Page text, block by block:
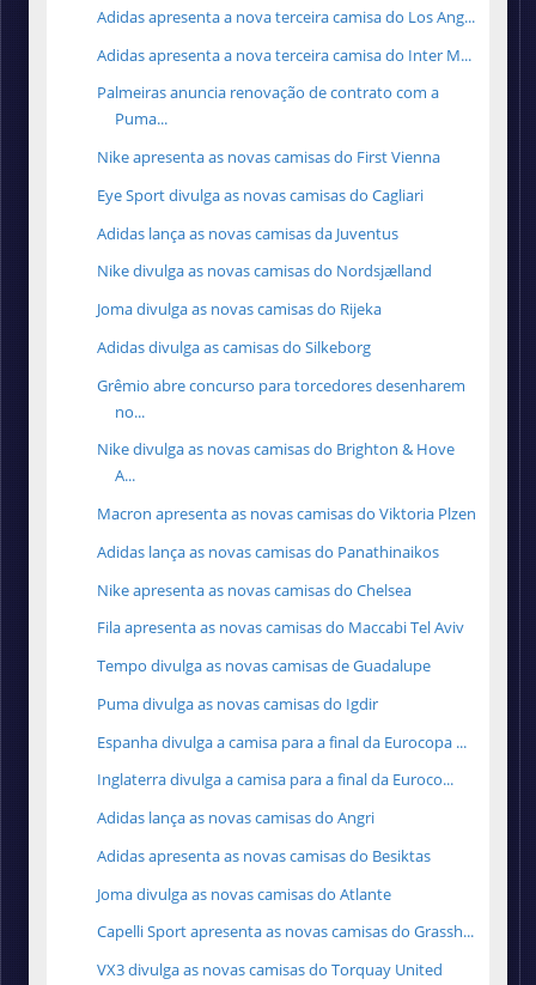
Adidas apresenta a nova terceira camisa do Los Ang...
Adidas apresenta a nova terceira camisa do Inter M...
Palmeiras anuncia renovação de contrato com a
Puma...
Nike apresenta as novas camisas do First Vienna
Eye Sport divulga as novas camisas do Cagliari
Adidas lança as novas camisas da Juventus
Nike divulga as novas camisas do Nordsjælland
Joma divulga as novas camisas do Rijeka
Adidas divulga as camisas do Silkeborg
Grêmio abre concurso para torcedores desenharem
no...
Nike divulga as novas camisas do Brighton & Hove
A...
Macron apresenta as novas camisas do Viktoria Plzen
Adidas lança as novas camisas do Panathinaikos
Nike apresenta as novas camisas do Chelsea
Fila apresenta as novas camisas do Maccabi Tel Aviv
Tempo divulga as novas camisas de Guadalupe
Puma divulga as novas camisas do Igdir
Espanha divulga a camisa para a final da Eurocopa ...
Inglaterra divulga a camisa para a final da Euroco...
Adidas lança as novas camisas do Angri
Adidas apresenta as novas camisas do Besiktas
Joma divulga as novas camisas do Atlante
Capelli Sport apresenta as novas camisas do Grassh...
VX3 divulga as novas camisas do Torquay United